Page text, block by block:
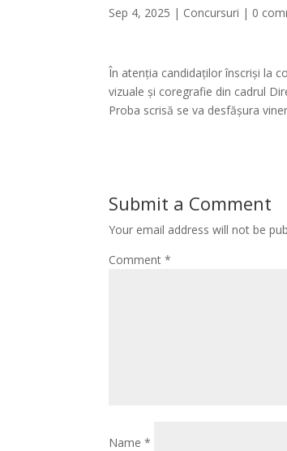
Sep 4, 2025 | Concursuri | 0
În atenția candidaților înscriși la
vizuale și coregrafie din cadrul
Proba scrisă se va desfășura
Submit a Comment
Your email address will not be
Comment*
Name*